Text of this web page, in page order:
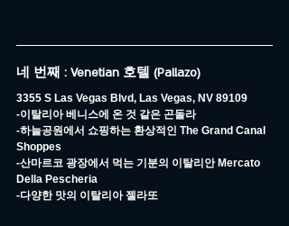
네 번째 : Venetian 호텔 (Pallazo)
3355 S Las Vegas Blvd, Las Vegas, NV 89109
-이탈리아 베니스에 온 것 같은 곤돌라
-하늘공원에서 쇼핑하는 환상적인 The Grand Canal
Shoppes
-산마르코 광장에서 먹는 기분의 이탈리안 Mercato
Della Pescheria
-다양한 맛의 이탈리아 젤라또